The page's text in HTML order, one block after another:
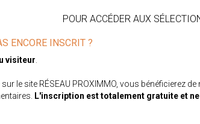
POUR ACCÉDER AUX
ENCORE INSCRIT ?
visiteur.
le site RÉSEAU PROXIMMO, vous bénéficierez
L'inscription est totalement gratuite et ne